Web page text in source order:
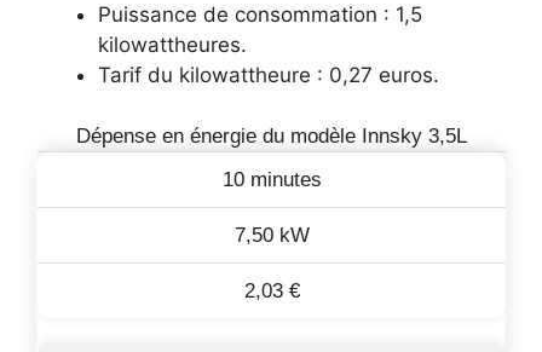
Puissance de consommation : 1,5
kilowattheures.
Tarif du kilowattheure : 0,27 euros.
Dépense en énergie du modèle Innsky 3,5L
10 minutes
7,50 kW
2,03 €